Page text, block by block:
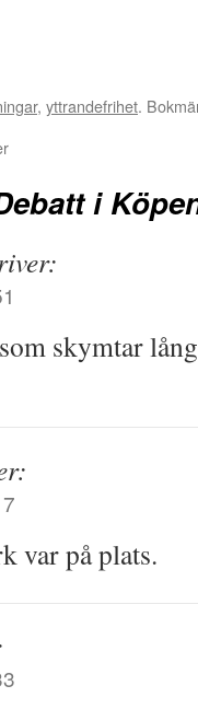
, yttrandefrihet.
i
skymtar
var på plats.